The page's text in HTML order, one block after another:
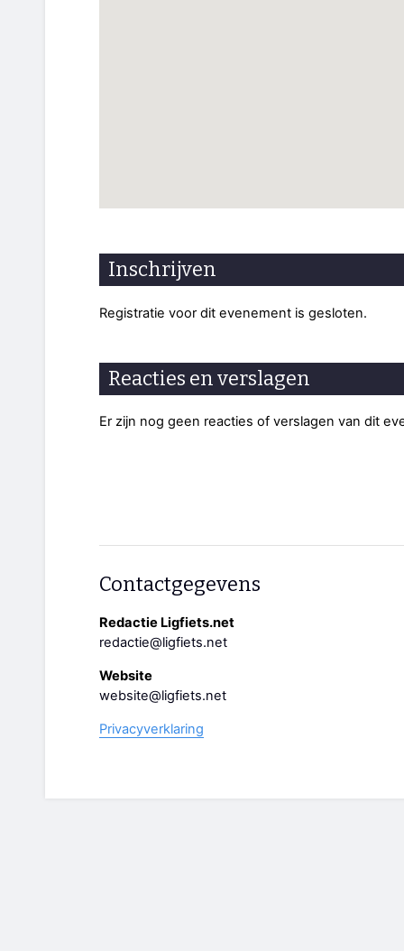
Inschrijven
Registratie voor dit evenement is gesloten.
Reacties en verslagen
Er zijn nog geen reacties of verslagen van dit
Contactgegevens
Redactie Ligfiets.net
redactie@ligfiets.net
Website
website@ligfiets.net
Privacyverklaring